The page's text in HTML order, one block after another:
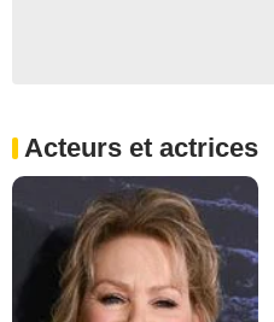
Acteurs et actrices